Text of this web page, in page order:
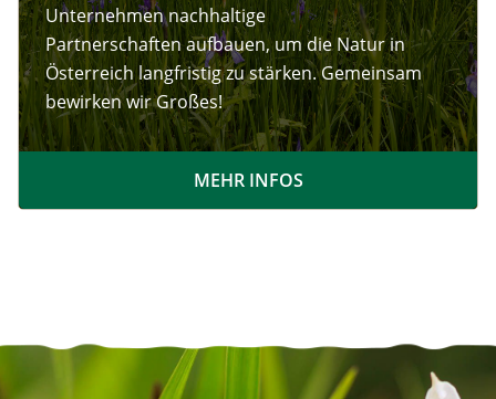
Unternehmen nachhaltige
Partnerschaften aufbauen, um die Natur in
Österreich langfristig zu stärken. Gemeinsam
bewirken wir Großes!
MEHR INFOS